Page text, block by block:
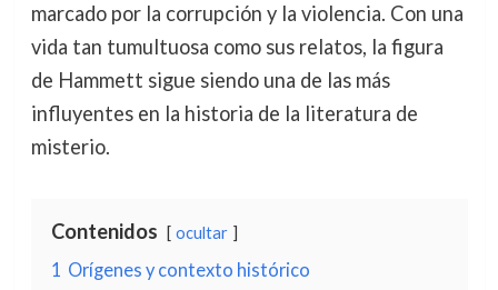
marcado por la corrupción y la violencia. Con una
vida tan tumultuosa como sus relatos, la figura
de Hammett sigue siendo una de las más
influyentes en la historia de la literatura de
misterio.
Contenidos ocultar
1 Orígenes y contexto histórico